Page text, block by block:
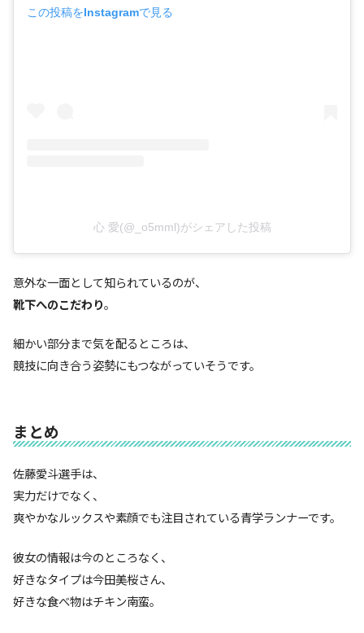
この投稿をInstagramで見る
心 愛(@_o5mml)がシェアした投稿
意外な一面として知られているのが、
靴下へのこだわり。
細かい部分まで気を配るところは、
競技に向き合う姿勢にもつながっていそうです。
まとめ
佐藤愛斗選手は、
実力だけでなく、
爽やかなルックスや素顔でも注目されている青学ランナーです。
彼女の情報は今のところなく、
好きなタイプは今田美桜さん、
好きな食べ物はチキン南蛮。